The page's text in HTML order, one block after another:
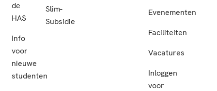
de
HAS
Info
voor
nieuwe
studenten
Slim-
Subsidie
Evenementen
Faciliteiten
Vacatures
Inloggen
voor